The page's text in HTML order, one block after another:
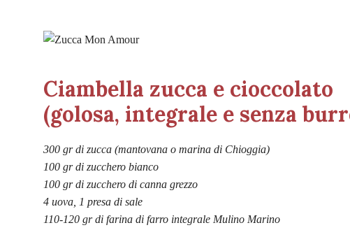
Ciambella zucca e cioccolato
(golosa, integrale e senza
300 gr di zucca (mantovana o marina di Chioggia)
100 gr di zucchero bianco
100 gr di zucchero di canna grezzo
4 uova, 1 presa di sale
110-120 gr di farina di farro integrale Mulino Marino